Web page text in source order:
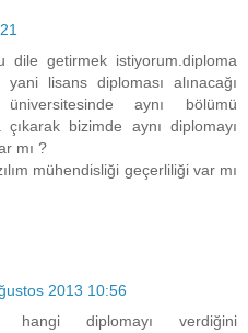
dile getirmek istiyorum.diploma
lisans diploması alınacağı
aynı bölümü
bizimde aynı diplomayı
mı ?
mühendisliği geçerliliği var mı
2013 10:56
hangi diplomayı verdiğini